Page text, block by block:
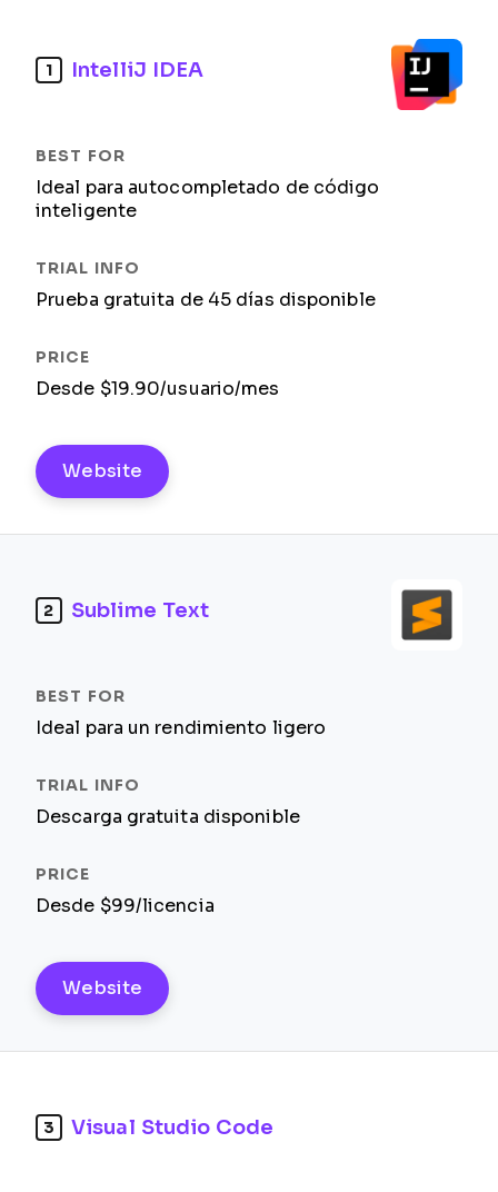
1 IntelliJ IDEA
Ideal para autocompletado de código
inteligente
Prueba gratuita de 45 días disponible
Desde $19.90/usuario/mes
Website
2 Sublime Text
Ideal para un rendimiento ligero
Descarga gratuita disponible
Desde $99/licencia
Website
3 Visual Studio Code